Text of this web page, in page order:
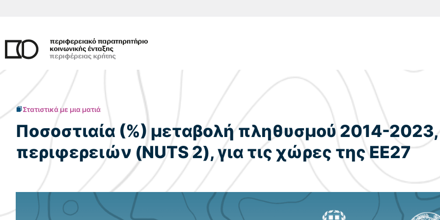
Στατιστικά με μια ματιά
Ποσοστιαία (%) μεταβολή πληθυσμού 2014-
περιφερειών (NUTS 2), για τις χώρες της ΕΕ27